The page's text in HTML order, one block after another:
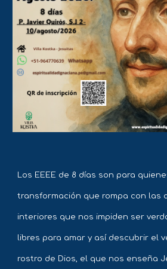
Los EEEE de 8 días son para
transformación que rompa con las
interiores que nos impiden ser
libres para amar y así descubrir el
rostro de Dios, el que nos enseña